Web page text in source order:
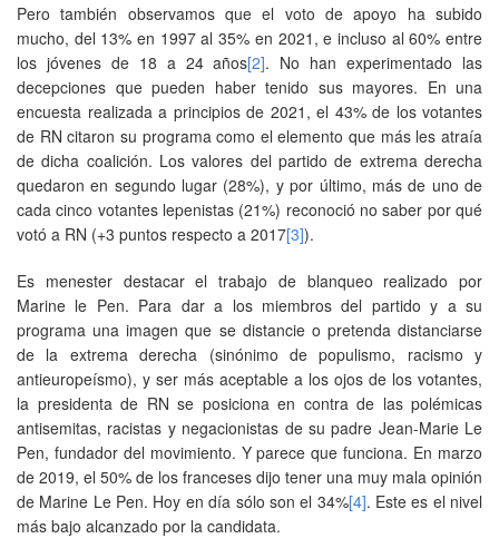
Pero también observamos que el voto de apoyo ha subido
mucho, del 13% en 1997 al 35% en 2021, e incluso al 60% entre
los jóvenes de 18 a 24 años[2]. No han experimentado las
decepciones que pueden haber tenido sus mayores. En una
encuesta realizada a principios de 2021, el 43% de los votantes
de RN citaron su programa como el elemento que más les atraía
de dicha coalición. Los valores del partido de extrema derecha
quedaron en segundo lugar (28%), y por último, más de uno de
cada cinco votantes lepenistas (21%) reconoció no saber por qué
votó a RN (+3 puntos respecto a 2017[3]).
Es menester destacar el trabajo de blanqueo realizado por
Marine le Pen. Para dar a los miembros del partido y a su
programa una imagen que se distancie o pretenda distanciarse
de la extrema derecha (sinónimo de populismo, racismo y
antieuropeísmo), y ser más aceptable a los ojos de los votantes,
la presidenta de RN se posiciona en contra de las polémicas
antisemitas, racistas y negacionistas de su padre Jean-Marie Le
Pen, fundador del movimiento. Y parece que funciona. En marzo
de 2019, el 50% de los franceses dijo tener una muy mala opinión
de Marine Le Pen. Hoy en día sólo son el 34%[4]. Este es el nivel
más bajo alcanzado por la candidata.